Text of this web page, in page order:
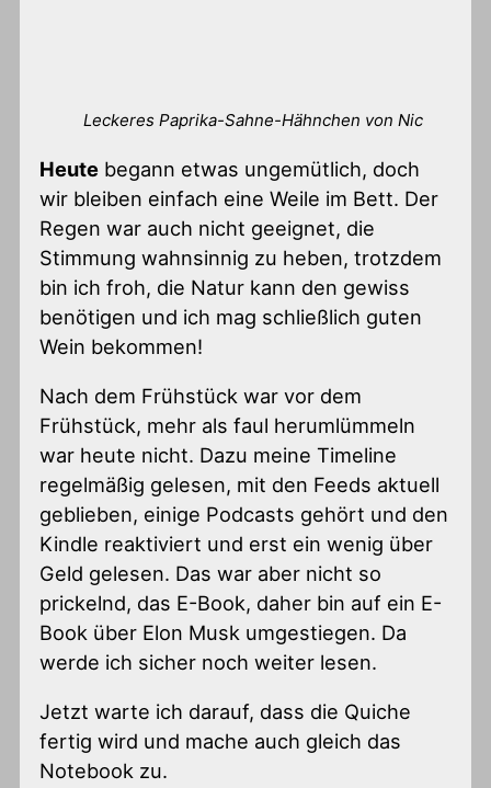
Leckeres Paprika-Sahne-Hähnchen von Nic
Heute begann etwas ungemütlich, doch
wir bleiben einfach eine Weile im Bett. Der
Regen war auch nicht geeignet, die
Stimmung wahnsinnig zu heben, trotzdem
bin ich froh, die Natur kann den gewiss
benötigen und ich mag schließlich guten
Wein bekommen!
Nach dem Frühstück war vor dem
Frühstück, mehr als faul herumlümmeln
war heute nicht. Dazu meine Timeline
regelmäßig gelesen, mit den Feeds aktuell
geblieben, einige Podcasts gehört und den
Kindle reaktiviert und erst ein wenig über
Geld gelesen. Das war aber nicht so
prickelnd, das E-Book, daher bin auf ein E-
Book über Elon Musk umgestiegen. Da
werde ich sicher noch weiter lesen.
Jetzt warte ich darauf, dass die Quiche
fertig wird und mache auch gleich das
Notebook zu.